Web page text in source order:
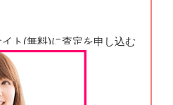
ト(無料)に査定を申し込む